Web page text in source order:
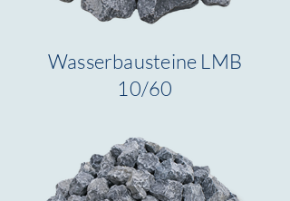
Wasserbausteine LMB
10/60